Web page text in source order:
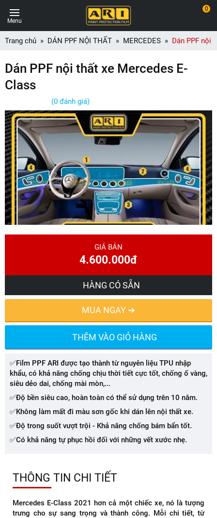
Menu
0
Trang chủ DÁN PPF NỘI THẤT MERCEDES Dán PPF nội
Dán PPF nội thất xe Mercedes E-
Class
(0 đánh giá)
GIÁ BÁN
4.600.000đ
HÀNG CÓ SẴN
MUA NGAY ➜
THÊM VÀO GIỎ HÀNG
✅Film PPF ARI được tạo thành từ nguyên liệu TPU nhập
khẩu, có khả năng chống chịu thời tiết cực tốt, chống ố vàng,
siêu dẻo dai, chống mài mòn,...
✅Độ bền siêu cao, hoàn toàn có thể sử dụng trên 10 năm.
✅Không làm mất đi màu sơn gốc khi dán lên nội thất xe.
✅Độ trong suốt vượt trội - Khả năng chống bám bẩn tốt.
✅Có khả năng tự phục hồi đối với những vết xước nhẹ.
THÔNG TIN CHI TIẾT
Mercedes E-Class 2021 hơn cả một chiếc xe, nó là tượng
trưng cho sự sang trọng và thành công. Mỗi chi tiết, từ